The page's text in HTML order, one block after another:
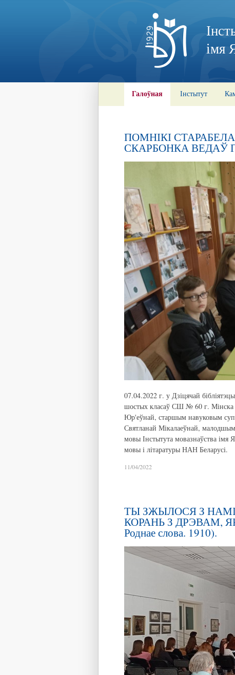
імя
Галоўная Інстытут
ПОМНІКІ
СКАРБОНКА ВЕДАЎ
07.04.2022 г. у Дзіцячай
шостых класаў СШ № 60 г. Мінска
Юр'еўнай, старшым навуковым
Святланай Мікалаеўнай,
мовы Інстытута мовазнаўства імя
мовы і літаратуры НАН Беларусі.
11/04/2022
ТЫ ЗЖЫЛОСЯ З
КОРАНЬ З ДРЭВАМ,
Роднае слова. 1910).